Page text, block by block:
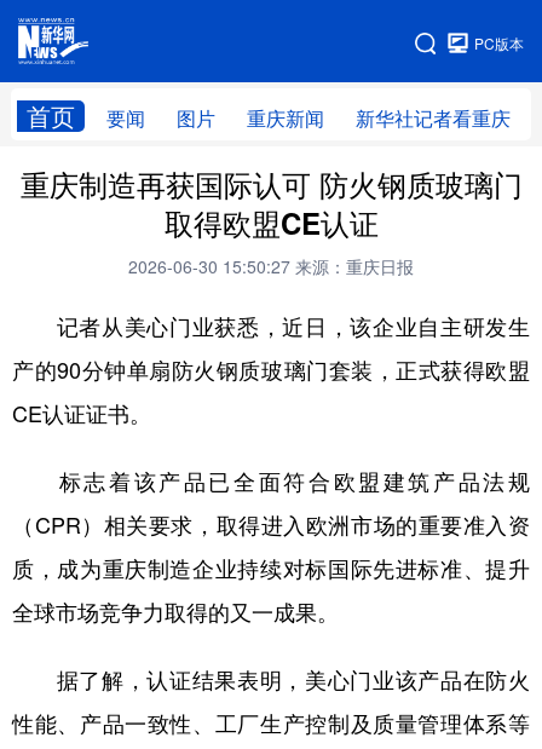
PC版本
首页 要闻 图片 重庆新闻 新华社记者看重庆
网站地图
重庆制造再获国际认可 防火钢质玻璃门
取得欧盟CE认证
2026-06-30 15:50:27 来源：重庆日报
记者从美心门业获悉，近日，该企业自主研发生
产的90分钟单扇防火钢质玻璃门套装，正式获得欧盟
CE认证证书。
标志着该产品已全面符合欧盟建筑产品法规
（CPR）相关要求，取得进入欧洲市场的重要准入资
质，成为重庆制造企业持续对标国际先进标准、提升
全球市场竞争力取得的又一成果。
据了解，认证结果表明，美心门业该产品在防火
性能、产品一致性、工厂生产控制及质量管理体系等